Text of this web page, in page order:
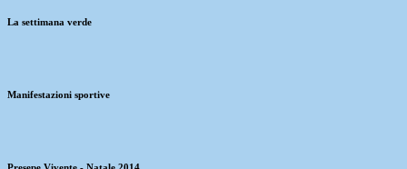
La settimana verde
Manifestazioni sportive